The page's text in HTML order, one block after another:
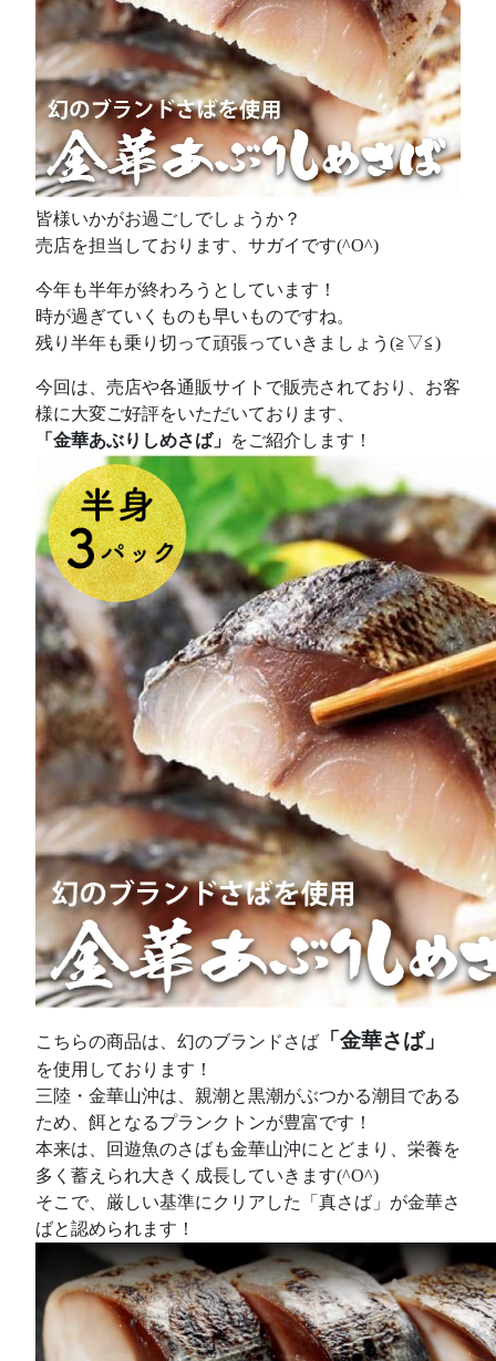
皆様いかがお過ごしでしょうか？
売店を担当しております、サガイです(^O^)
今年も半年が終わろうとしています！
時が過ぎていくものも早いものですね。
残り半年も乗り切って頑張っていきましょう(≧▽≦)
今回は、売店や各通販サイトで販売されており、お客
様に大変ご好評をいただいております、
「金華あぶりしめさば」 をご紹介します！
こちらの商品は、幻のブランドさば 「金華さば」
を使用しております！
三陸・金華山沖は、親潮と黒潮がぶつかる潮目である
ため、餌となるプランクトンが豊富です！
本来は、回遊魚のさばも金華山沖にとどまり、栄養を
多く蓄えられ大きく成長していきます(^O^)
そこで、厳しい基準にクリアした「真さば」が金華さ
ばと認められます！